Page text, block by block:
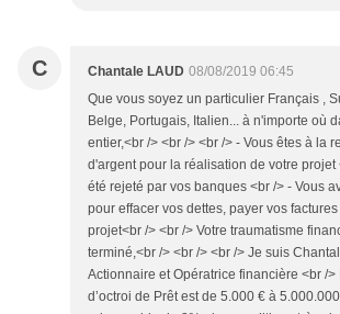
C Chantale LAUD 08/08/2019 06:45
Que vous soyez un particulier Français ,
Belge, Portugais, Italien... à n'importe où
entier,<br /> <br /> <br /> - Vous êtes à la
d'argent pour la réalisation de votre projet
été rejeté par vos banques <br /> - Vous
pour effacer vos dettes, payer vos
projet<br /> <br /> Votre traumatisme
terminé,<br /> <br /> <br /> Je suis
Actionnaire et Opératrice financière <br />
d’octroi de Prêt est de 5.000 € à